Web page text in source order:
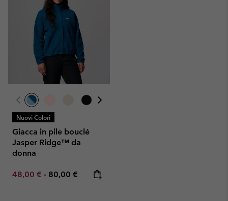
Nuovi Colori
Giacca in pile bouclé
Jasper Ridge™ da
donna
Minimum sale price:
48,00 € - Maximum price:
80,00 €